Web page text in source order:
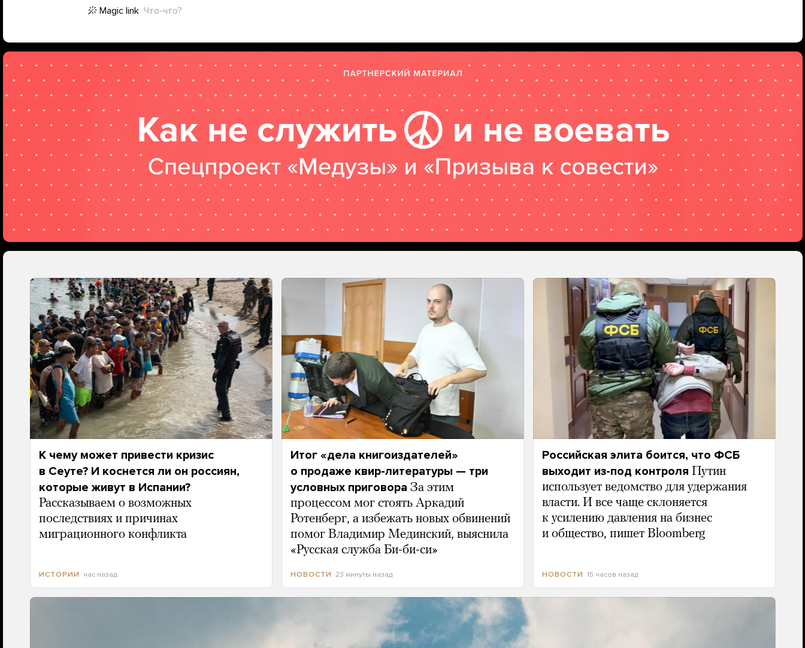
Magic link Что-что?
К чему может привести кризис
в Сеуте? И коснется ли он россиян,
которые живут в Испании?
Рассказываем о возможных
последствиях и причинах
миграционного конфликта
ИСТОРИИ час назад
Итог «дела книгоиздателей»
о продаже квир-литературы — три
условных приговора За этим
процессом мог стоять Аркадий
Ротенберг, а избежать новых обвинений
помог Владимир Мединский, выяснила
«Русская служба Би-би-си»
НОВОСТИ 23 минуты назад
Российская элита боится, что ФСБ
выходит из-под контроля Путин
использует ведомство для удержания
власти. И все чаще склоняется
к усилению давления на бизнес
и общество, пишет Bloomberg
НОВОСТИ 15 часов назад